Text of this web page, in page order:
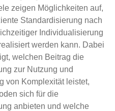
zeigen Möglichkeiten auf,
Standardisierung nach
Individualisierung
werden kann. Dabei
welchen Beitrag die
zur Nutzung und
von Komplexität leistet,
sich für die
anbieten und welche